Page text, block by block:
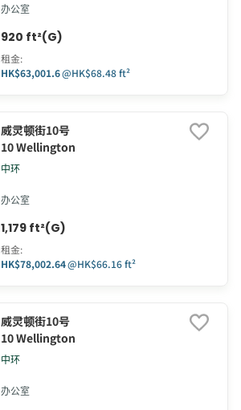
办公室
920 ft²(G)
租金:
HK$63,001.6@HK$68.48 ft²
威灵顿街10号
10 Wellington
中环
办公室
1,179 ft²(G)
租金:
HK$78,002.64@HK$66.16 ft²
威灵顿街10号
10 Wellington
中环
办公室